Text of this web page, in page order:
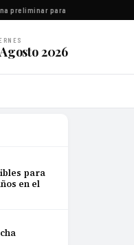
para el Mundial 2026
2026
para
en el